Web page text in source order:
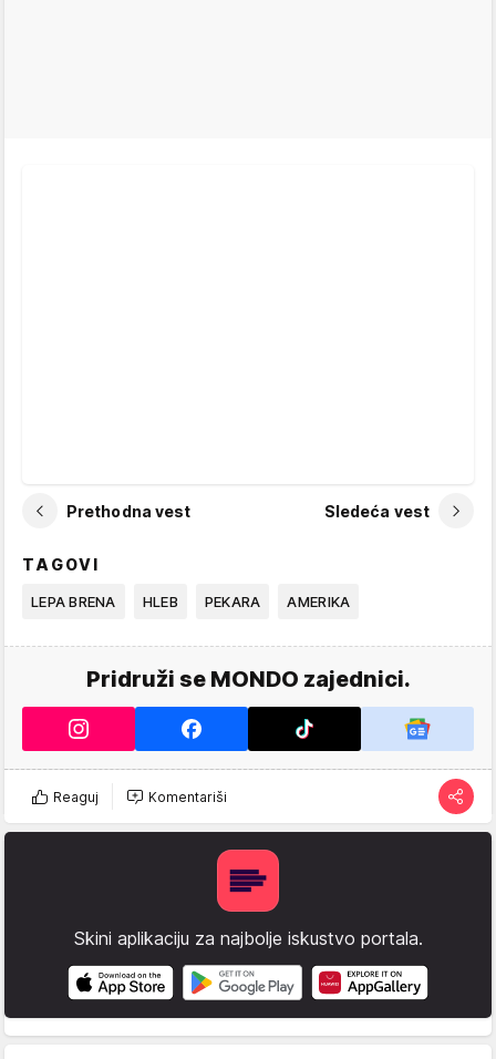
Prethodna vest Sledeća vest
TAGOVI
LEPA BRENA HLEB PEKARA AMERIKA
Pridruži se MONDO zajednici.
Reaguj Komentariši
Skini aplikaciju za najbolje iskustvo portala.